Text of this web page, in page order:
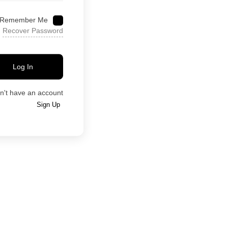
Remember Me
Recover Password
Log In
have an account?
Sign Up